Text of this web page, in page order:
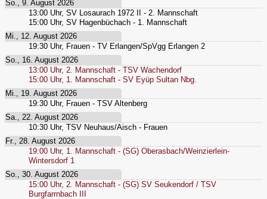
So., 9. August 2026
13:00 Uhr, SV Losaurach 1972 II - 2. Mannschaft
15:00 Uhr, SV Hagenbüchach - 1. Mannschaft
Mi., 12. August 2026
19:30 Uhr, Frauen - TV Erlangen/SpVgg Erlangen 2
So., 16. August 2026
13:00 Uhr, 2. Mannschaft - TSV Wachendorf
15:00 Uhr, 1. Mannschaft - SV Eyüp Sultan Nbg.
Mi., 19. August 2026
19:30 Uhr, Frauen - TSV Altenberg
Sa., 22. August 2026
10:30 Uhr, TSV Neuhaus/Aisch - Frauen
Fr., 28. August 2026
19:00 Uhr, 1. Mannschaft - (SG) Oberasbach/Weinzierlein-
Wintersdorf 1
So., 30. August 2026
15:00 Uhr, 2. Mannschaft - (SG) SV Seukendorf / TSV
Burgfarrnbach III